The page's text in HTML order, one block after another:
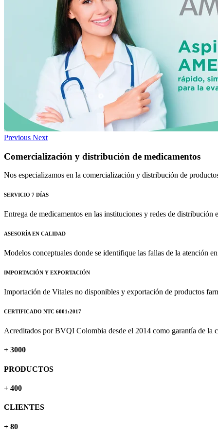
Previous Next
Comercialización y distribución de medicamentos
Nos especializamos en la comercialización y distribución de
SERVICIO 7 DÍAS
Entrega de medicamentos en las instituciones y redes de distribución
ASESORÍA EN CALIDAD
Modelos conceptuales donde se identifique las fallas de la atención
IMPORTACIÓN Y EXPORTACIÓN
Importación de Vitales no disponibles y exportación de productos
CERTIFICADO NTC 6001:2017
Acreditados por BVQI Colombia desde el 2014 como garantía de la
+ 3000
PRODUCTOS
+ 400
CLIENTES
+ 80